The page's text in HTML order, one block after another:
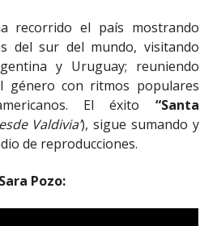
recorrido el país mostrando
del sur del mundo, visitando
y Uruguay; reuniendo
género con ritmos populares
El éxito “Santa
Valdivia’), sigue sumando y
de reproducciones.
Pozo: